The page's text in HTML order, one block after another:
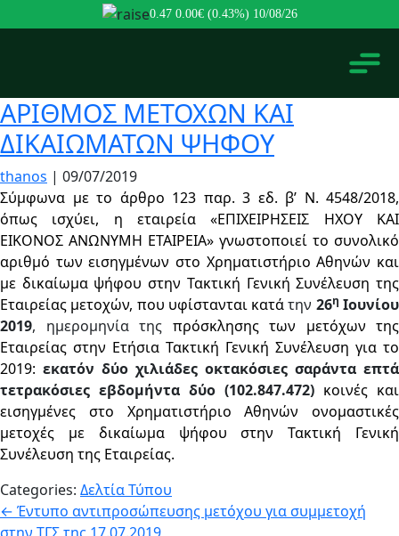
0.47 0.00€ (0.43%) 10/08/26
ΑΡΙΘΜΟΣ ΜΕΤΟΧΩΝ ΚΑΙ
ΔΙΚΑΙΩΜΑΤΩΝ ΨΗΦΟΥ
thanos | 09/07/2019
Σύμφωνα με το άρθρο 123 παρ. 3 εδ. β’ Ν. 4548/2018,
όπως ισχύει, η εταιρεία «ΕΠΙΧΕΙΡΗΣΕΙΣ ΗΧΟΥ ΚΑΙ
ΕΙΚΟΝΟΣ ΑΝΩΝΥΜΗ ΕΤΑΙΡΕΙΑ» γνωστοποιεί το συνολικό
αριθμό των εισηγμένων στο Χρηματιστήριο Αθηνών και
με δικαίωμα ψήφου στην Τακτική Γενική Συνέλευση της
Εταιρείας μετοχών, που υφίστανται κατάτην 26η Ιουνίου
2019, ημερομηνία της πρόσκλησης των μετόχων της
Εταιρείας στην Ετήσια Τακτική Γενική Συνέλευση για το
2019: εκατόν δύο χιλιάδες οκτακόσιες σαράντα επτά
τετρακόσιες εβδομήντα δύο (102.847.472) κοινές και
εισηγμένες στο Χρηματιστήριο Αθηνών ονομαστικές
μετοχές με δικαίωμα ψήφου στην Τακτική Γενική
Συνέλευση της Εταιρείας.
Categories: Δελτία Τύπου
Πλοήγηση
← Έντυπο αντιπροσώπευσης μετόχου για συμμετοχή